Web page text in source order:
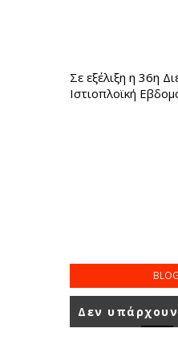
Σε εξέλιξη η 36η
Ιστιοπλοϊκή
Δεν